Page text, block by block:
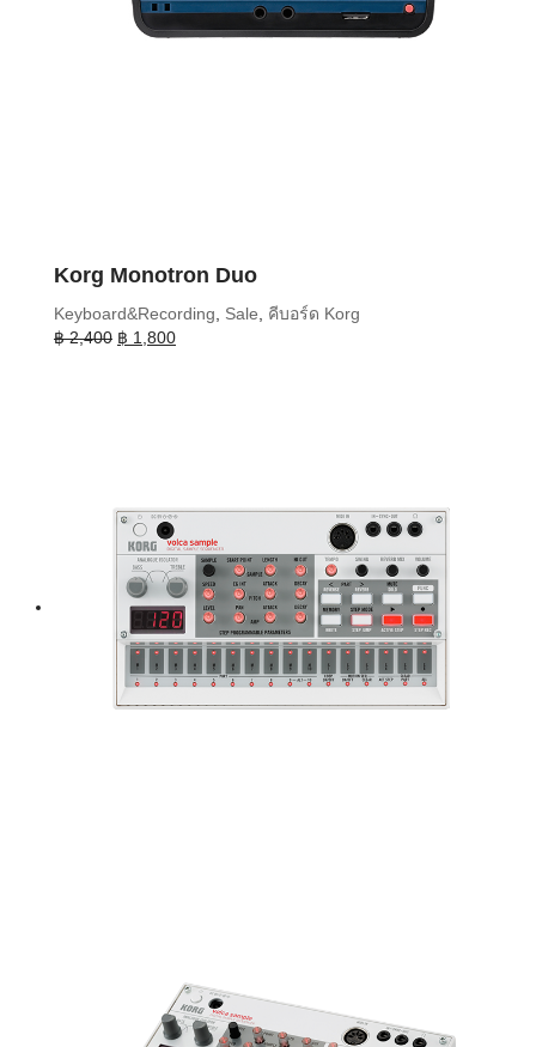
Korg Monotron Duo
Keyboard&Recording Sale
คีบอร์ด Korg
฿2,400 Original
฿ 1,800Current